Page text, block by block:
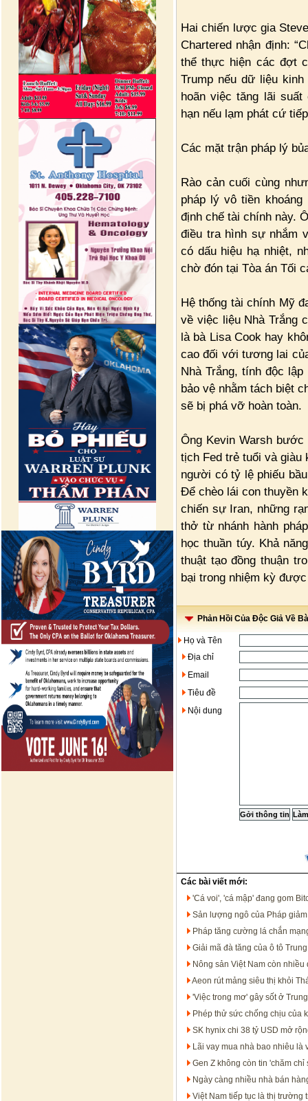
Hai chiến lược gia
Chartered nhận định:
thể thực hiện các đợt
Trump nếu dữ liệu
hoãn việc tăng lãi
hạn nếu lạm phát cứ
Các mặt trận pháp lý
Rào cản cuối cùng
pháp lý vô tiền
định chế tài chính này.
điều tra hình sự nhắm
có dấu hiệu hạ nhiệt,
chờ đón tại Tòa án Tối
Hệ thống tài chính Mỹ
về việc liệu Nhà Trắng
là bà Lisa Cook hay
cao đối với tương lai
Nhà Trắng, tính độc
bảo vệ nhằm tách biệt
sẽ bị phá vỡ hoàn toàn.
Ông Kevin Warsh
tịch Fed trẻ tuổi và giàu
người có tỷ lệ phiếu
Để chèo lái con thuyền
chiến sự Iran, những
thở từ nhánh hành
học thuần túy. Khả
thuật tạo đồng thuận
bại trong nhiệm kỳ
Phản Hồi Của Độc Giả Về
Họ và Tên
Địa chỉ
Email
Tiêu đề
Nội dung
Các bài viết mới:
'Cá voi', 'cá mập' đang gom
Sản lượng ngô của Pháp
Pháp tăng cường lá chắn
Giải mã đà tăng của ô tô
Nông sản Việt Nam còn
Aeon rút mảng siêu thị khỏi
'Việc trong mơ' gây sốt ở
Phép thử sức chống chịu của
SK hynix chi 38 tỷ USD mở
Lãi vay mua nhà bao nhiêu
Gen Z không còn tin 'chăm chỉ
Ngày càng nhiều nhà bán
Việt Nam tiếp tục là thị trường